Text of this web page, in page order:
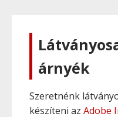
árnyék
Szeretnénk
készíteni az Adobe